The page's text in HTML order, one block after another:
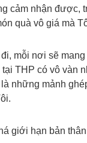
cảm nhận được,
quà vô giá mà
mỗi nơi sẽ
THP có vô vàn
những mảnh
giới hạn bản